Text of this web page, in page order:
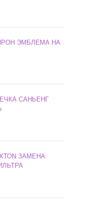
ЭМБЛЕМА НА
САНЬЕНГ
ЗАМЕНА